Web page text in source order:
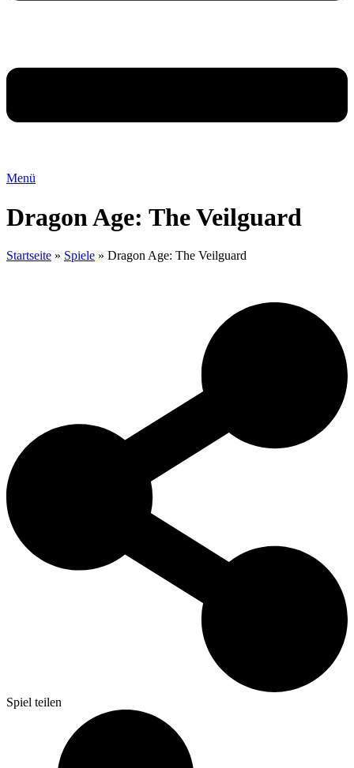
Menü
Dragon Age: The Veilguard
Startseite » Spiele » Dragon Age: The Veilguard
Spiel teilen